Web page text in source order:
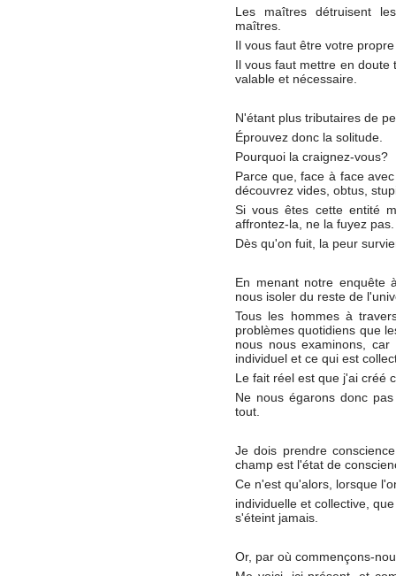
Les maîtres détruisent
maîtres.
Il vous faut être votre
Il vous faut mettre en doute
valable et nécessaire.
N'étant plus tributaires de
Éprouvez donc la solitude.
Pourquoi la craignez-vous?
Parce que, face à face
découvrez vides, obtus,
Si vous êtes cette entité
affrontez-la, ne la fuyez pas.
Dès qu'on fuit, la peur
En menant notre enquête
nous isoler du reste de
Tous les hommes à
problèmes quotidiens que
nous nous examinons,
individuel et ce qui est
Le fait réel est que j'ai créé
Ne nous égarons donc
tout.
Je dois prendre
champ est l'état de
Ce n'est qu'alors, lorsque
individuelle et collective,
s'éteint jamais.
Or, par où commençons-